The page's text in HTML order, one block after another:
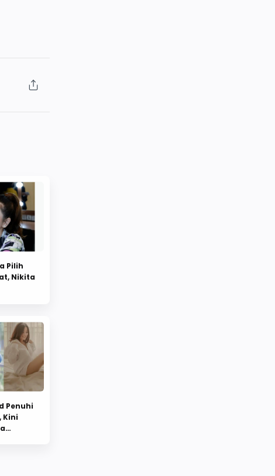
Pilih
Nikita
Penuhi
Kini